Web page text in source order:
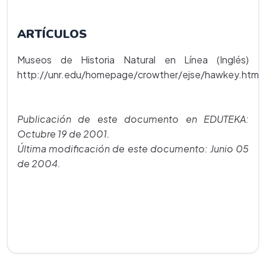
ARTÍCULOS
Museos de Historia Natural en Línea (Inglés)
http://unr.edu/homepage/crowther/ejse/hawkey.html
Publicación de este documento en EDUTEKA:
Octubre 19 de 2001.
Última modificación de este documento: Junio 05
de 2004.